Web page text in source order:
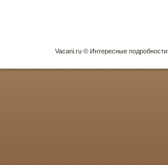
Vacani.ru © Интересные